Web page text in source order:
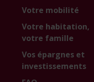
Votre mobilité
Votre habitation,
votre famille
Vos épargnes et
investissements